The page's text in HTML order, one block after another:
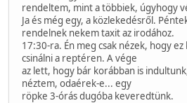
rendeltem, mint a többiek, úgyhogy
Ja és még egy, a közlekedésről.
rendelnek nekem taxit az irodához.
17:30-ra. Én meg csak nézek, hogy
csinálni a reptéren. A vége
az lett, hogy bár korábban is
néztem, odaérek-e... egy
röpke 3-órás dugóba keveredtünk.